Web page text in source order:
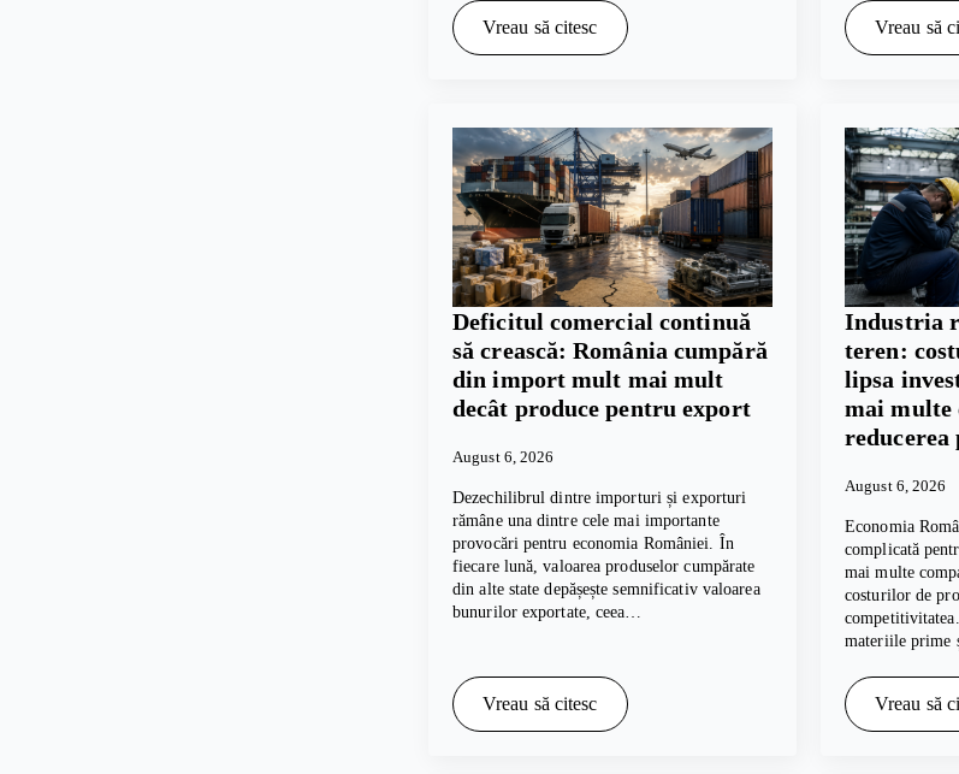
Vreau să citesc Vreau să
Deficitul comercial continuă
să crească: România cumpără
din import mult mai mult
decât produce pentru export
August 6, 2026
Dezechilibrul dintre importuri și exporturi
rămâne una dintre cele mai importante
provocări pentru economia României. În
fiecare lună, valoarea produselor cumpărate
din alte state depășește semnificativ valoarea
bunurilor exportate, ceea…
Vreau să citesc
Industria
teren:
lipsa
mai multe
August 6, 2026
Economia
complicată
mai multe
costurilor de
materiile
Vreau să